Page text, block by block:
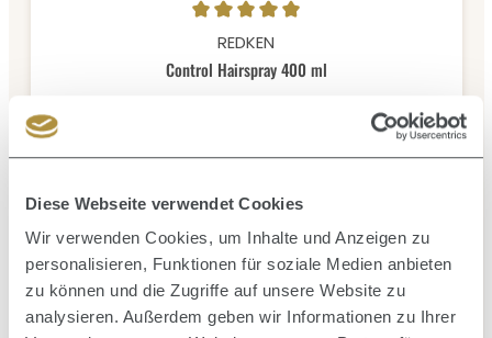
Diese Webseite verwendet Cookies
Wir verwenden Cookies, um Inhalte und Anzeigen zu
personalisieren, Funktionen für soziale Medien anbieten
zu können und die Zugriffe auf unsere Website zu
analysieren. Außerdem geben wir Informationen zu Ihrer
Durchschnittliche Bewertung von 5 von 5 Sternen
REDKEN
Control Hairspray 400 ml
Inhalt:0.4 Liter(40,48 € / 1 Liter)